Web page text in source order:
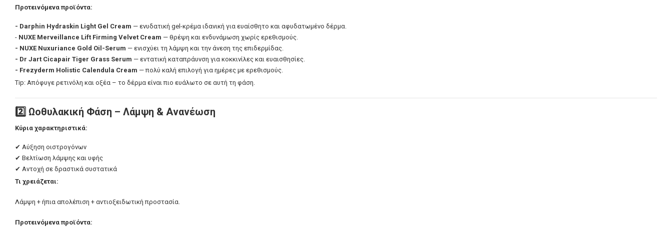
ΕΝΤΟΜΟΑΠΩΘΗΤΙΚΑ
FREZYDERM - ΟΛΑ ΤΑ ΠΡΟΪΟΝΤΑ
FREZYDERM ΑΔΥΝΑΤΙΣΜΑ
Προτεινόμενα προϊόντα:
- Darphin Hydraskin Light Gel Cream — ενυδατική gel-κρέμα ιδανική για ευαίσθητο και αφυδατωμένο δέρμα.
- NUXE Merveillance Lift Firming Velvet Cream — θρέψη και ενδυνάμωση χωρίς ερεθισμούς.
- NUXE Nuxuriance Gold Oil-Serum — ενισχύει τη λάμψη και την άνεση της επιδερμίδας.
- Dr Jart Cicapair Tiger Grass Serum — εντατική καταπράυνση για κοκκινίλες και ευαισθησίες.
- Frezyderm Holistic Calendula Cream — πολύ καλή επιλογή για ημέρες με ερεθισμούς.
Tip: Απόφυγε ρετινόλη και οξέα – το δέρμα είναι πιο ευάλωτο σε αυτή τη φάση.
2️⃣ Ωοθυλακική Φάση – Λάμψη & Ανανέωση
Κύρια χαρακτηριστικά:
✔ Αύξηση οιστρογόνων
✔ Βελτίωση λάμψης και υφής
✔ Αντοχή σε δραστικά συστατικά
Τι χρειάζεται:
Λάμψη + ήπια απολέπιση + αντιοξειδωτική προστασία.
Προτεινόμενα προϊόντα: